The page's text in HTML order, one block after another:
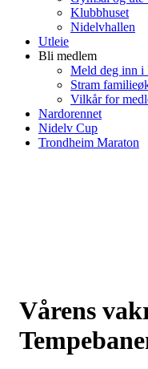
Klubbhuset
Nidelvhallen
Utleie
Bli medlem
Meld deg inn i
Stram
Vilkår for
Nardorennet
Nidelv Cup
Trondheim Maraton
Vårens